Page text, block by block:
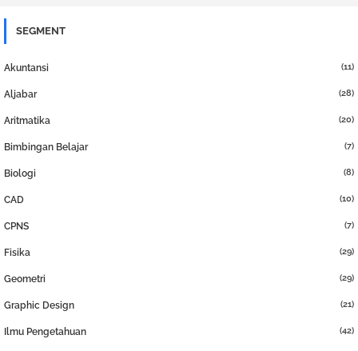
SEGMENT
Akuntansi (11)
Aljabar (28)
Aritmatika (20)
Bimbingan Belajar (7)
Biologi (8)
CAD (10)
CPNS (7)
Fisika (29)
Geometri (29)
Graphic Design (21)
Ilmu Pengetahuan (42)